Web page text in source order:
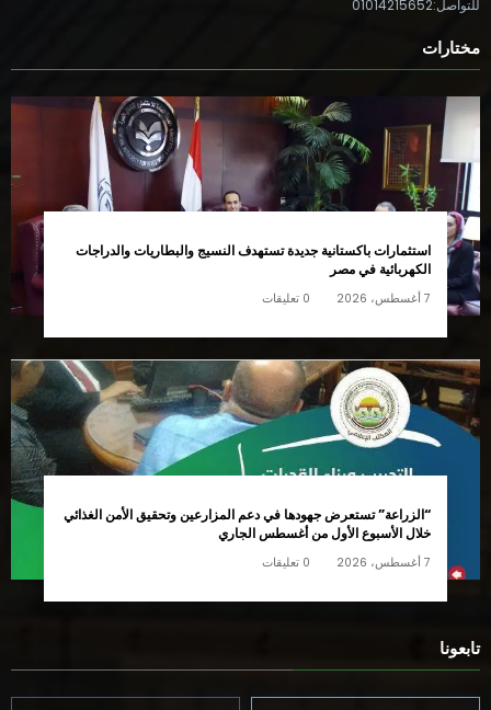
للتواصل:01014215652
مختارات
استثمارات باكستانية جديدة تستهدف النسيج والبطاريات والدراجات
الكهربائية في مصر
7 أغسطس، 2026 0 تعليقات
“الزراعة” تستعرض جهودها في دعم المزارعين وتحقيق الأمن الغذائي
خلال الأسبوع الأول من أغسطس الجاري
7 أغسطس، 2026 0 تعليقات
تابعونا